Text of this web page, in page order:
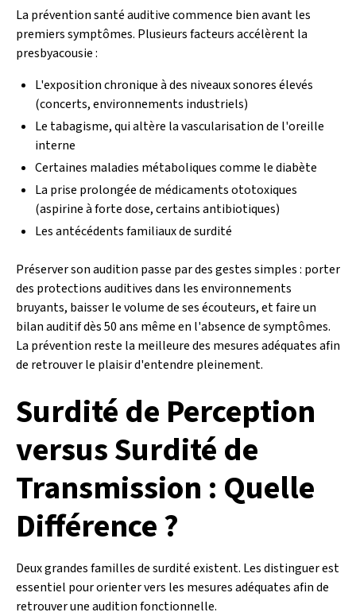
La prévention santé auditive commence bien avant les
premiers symptômes. Plusieurs facteurs accélèrent la
presbyacousie :
L'exposition chronique à des niveaux sonores élevés
(concerts, environnements industriels)
Le tabagisme, qui altère la vascularisation de l'oreille
interne
Certaines maladies métaboliques comme le diabète
La prise prolongée de médicaments ototoxiques
(aspirine à forte dose, certains antibiotiques)
Les antécédents familiaux de surdité
Préserver son audition passe par des gestes simples : porter
des protections auditives dans les environnements
bruyants, baisser le volume de ses écouteurs, et faire un
bilan auditif dès 50 ans même en l'absence de symptômes.
La prévention reste la meilleure des mesures adéquates afin
de retrouver le plaisir d'entendre pleinement.
Surdité de Perception
versus Surdité de
Transmission : Quelle
Différence ?
Deux grandes familles de surdité existent. Les distinguer est
essentiel pour orienter vers les mesures adéquates afin de
retrouver une audition fonctionnelle.